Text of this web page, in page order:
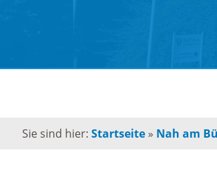
Sie sind hier:Startseite » Nah am